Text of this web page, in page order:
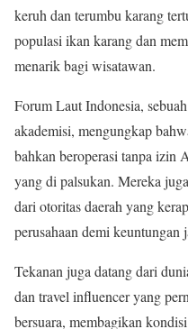
keruh dan terumbu karang
populasi ikan karang dan
menarik bagi wisatawan.
Forum Laut Indonesia,
akademisi, mengungkap
bahkan beroperasi tanpa izin
yang di palsukan. Mereka
dari otoritas daerah yang
perusahaan demi keuntungan
Tekanan juga datang dari
dan travel influencer yang
bersuara, membagikan